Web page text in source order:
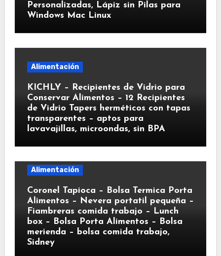
Personalizadas, Lápiz sin Pilas para
Windows Mac Linux
Alimentación
KICHLY – Recipientes de Vidrio para
Conservar Alimentos – 12 Recipientes
de Vidrio Tapers herméticos con tapas
transparentes – aptos para
lavavajillas, microondas, sin BPA
Alimentación
Coronel Tapioca – Bolsa Termica Porta
Alimentos – Nevera portatil pequeña –
Fiambreras comida trabajo – Lunch
box – Bolsa Porta Alimentos – Bolsa
merienda – bolsa comida trabajo,
Sidney